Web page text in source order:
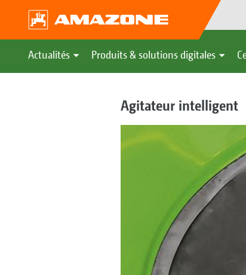
Actualités Produits & solutions digitales
Agitateur intelligent